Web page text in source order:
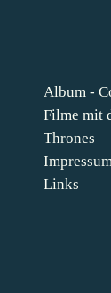
Album -
Filme mit
Thrones
Links